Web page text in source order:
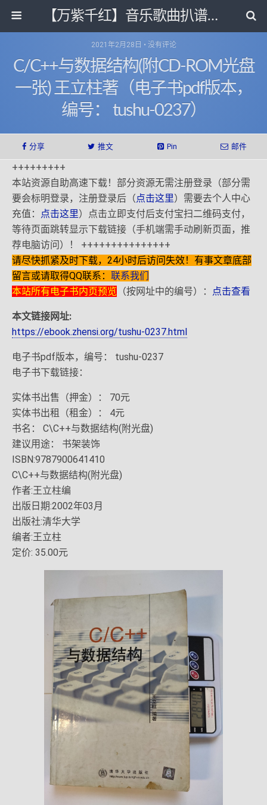
【万紫千红】音乐歌曲扒谱打带和电子书影视剧资源网
2021年2月28日 • 没有评论
C/C++与数据结构(附CD-ROM光盘
一张) 王立柱著（电子书pdf版本，
编号： tushu-0237）
分享 推文 Pin 邮件
+++++++++
本站资源自助高速下载！部分资源无需注册登录（部分需
要会标明登录，注册登录后（点击这里）需要去个人中心
充值：
点击这里）点击立即支付后支付宝扫二维码支付，
等待页面跳转显示下载链接（手机端需手动刷新页面，推
荐电脑访问）！ +++++++++++++++
请尽快抓紧及时下载，24小时后访问失效！有事文章底部
留言或请取得QQ联系： 联系我们
本站所有电子书内页预览 （按网址中的编号）： 点击查看
本文链接网址:
https://ebook.zhensi.org/tushu-0237.html
电子书pdf版本，编号： tushu-0237
电子书下载链接：
实体书出售（押金）： 70元
实体书出租（租金）： 4元
书名： C\C++与数据结构(附光盘)
建议用途： 书架装饰
ISBN:9787900641410
C\C++与数据结构(附光盘)
作者:王立柱编
出版日期:2002年03月
出版社:清华大学
编者:王立柱
定价: 35.00元